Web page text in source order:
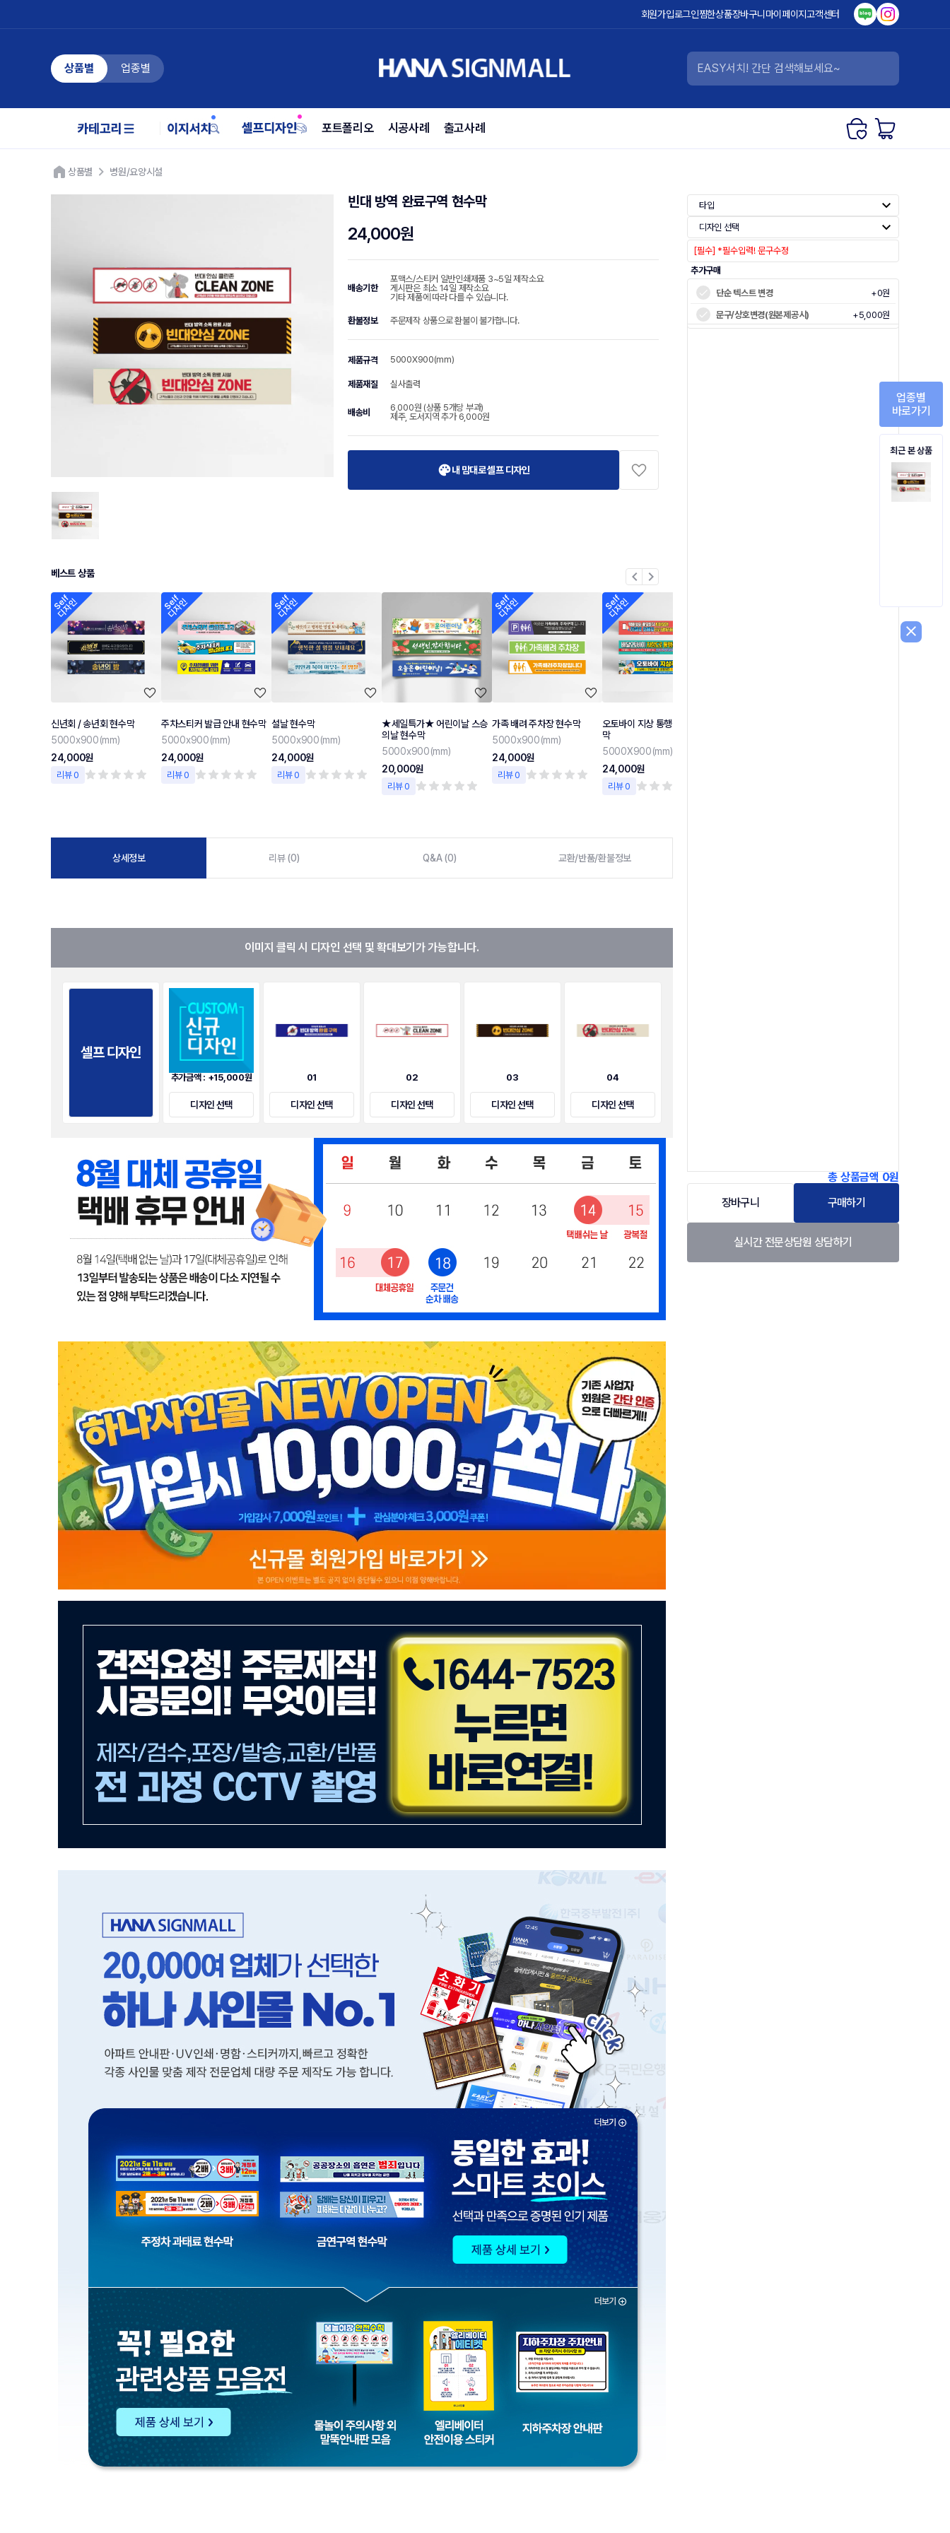
회원가입로그인찜한상품장바구니 마이페이지고객센터
상품별 업종별
포트폴리오 시공사례 출고사례
상품별 병원/요양시설
빈대 방역 완료구역 현수막
24,000원
배송기한
포맥스/스티커 일반인쇄제품 3~5일 제작소요
게시판은 최소 14일 제작소요
기타 제품에 따라 다를 수 있습니다.
환불정보 주문제작 상품으로 환불이 불가합니다.
제품규격 5000X900(mm)
제품재질 실사출력
배송비
6,000원 (상품 5개당 부과)
제주, 도서지역 추가 6,000원
내 맘대로 셀프 디자인
베스트 상품
신년회 / 송년회 현수막
5000x900(mm)
24,000원
리뷰 0
주차스티커 발급 안내 현수막
5000x900(mm)
24,000원
리뷰 0
설날 현수막
5000x900(mm)
24,000원
리뷰 0
★세일특가★ 어린이날 스승
의날 현수막
5000x900(mm)
20,000원
리뷰 0
가족 배려 주차장 현수막
5000x900(mm)
24,000원
리뷰 0
오토바이 지상 통행금지 현수
막
5000X900(mm)
24,000원
리뷰 0
chevron_left chevron_right
상세정보 리뷰 (0) Q&A (0) 교환/반품/환불정보
이미지 클릭 시 디자인 선택 및 확대보기가 가능합니다.
셀프 디자인
추가금액 : +15,000원
디자인 선택
01
디자인 선택
02
디자인 선택
03
디자인 선택
04
디자인 선택
타입
디자인 선택
추가구매
단순 텍스트 변경 +0원
문구/상호변경(원본제공시) +5,000원
총 상품금액 0원
장바구니
구매하기
실시간 전문상담원 상담하기
업종별
바로가기
최근 본 상품
close